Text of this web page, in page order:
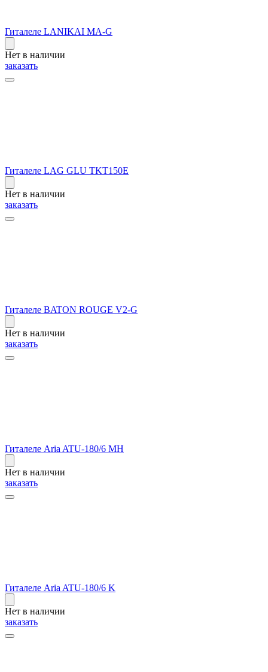
Гиталеле LANIKAI MA-G
Нет в наличии
заказать
Гиталеле LAG GLU TKT150E
Нет в наличии
заказать
Гиталеле BATON ROUGE V2-G
Нет в наличии
заказать
Гиталеле Aria ATU-180/6 MH
Нет в наличии
заказать
Гиталеле Aria ATU-180/6 K
Нет в наличии
заказать